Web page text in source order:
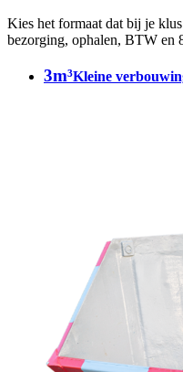
Kies het formaat dat bij je
bezorging, ophalen, BTW en
3m³Kleine